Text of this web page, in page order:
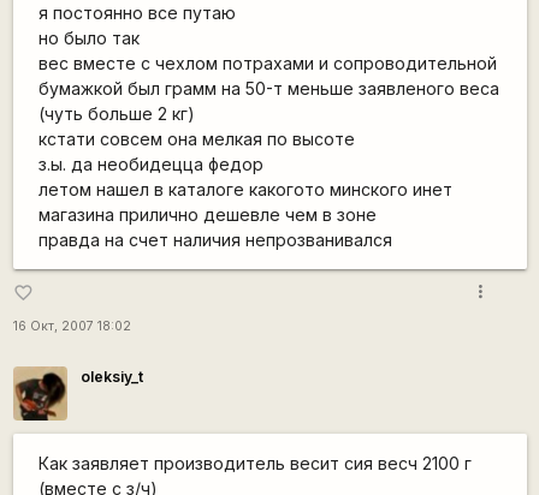
я постоянно все путаю
но было так
вес вместе с чехлом потрахами и сопроводительной
бумажкой был грамм на 50-т меньше заявленого веса
(чуть больше 2 кг)
кстати совсем она мелкая по высоте
з.ы. да необидецца федор
летом нашел в каталоге какогото минского инет
магазина прилично дешевле чем в зоне
правда на счет наличия непрозванивался
favorite_border
16 Окт, 2007 18:02
more_vert
oleksiy_t
Как заявляет производитель весит сия весч 2100 г
(вместе с з/ч)